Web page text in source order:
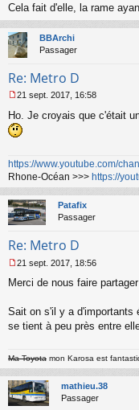
n
o
n
l
u
Cela fait d'elle, la rame
BBArchi
Passager
Re: Metro D
e
s
s
g
e
n
o
n
l
21 sept. 2017, 16:58
Ho. Je croyais que c'était
https://www.youtube.com/
Rhone-Océan >>> https://
Patafix
Passager
Re: Metro D
e
s
g
n
o
n
l
u
21 sept. 2017, 18:56
Merci de nous faire
Sait on s'il y a d'importants
se tient à peu près entre
Ma Toyota mon Karosa est
mathieu.38
Passager